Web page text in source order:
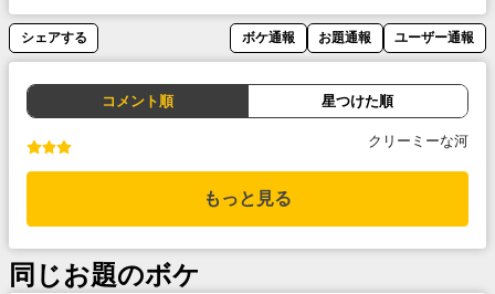
シェアする ボケ通報 お題通報 ユーザー通報
コメント順 星つけた順
クリーミーな河
もっと見る
同じお題のボケ